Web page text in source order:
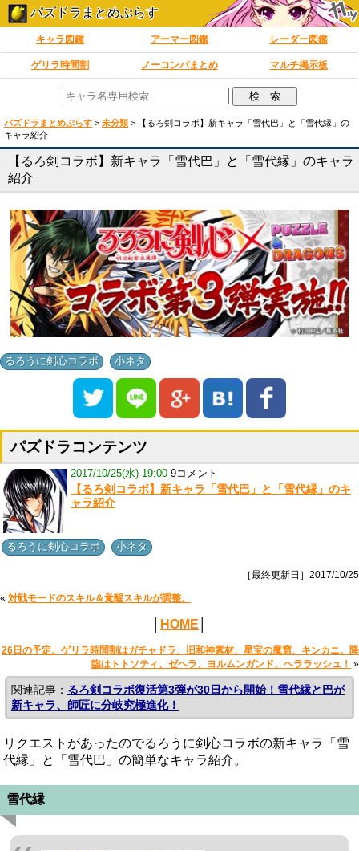
パズドラまとめぷらす
キャラ図鑑 アーマー図鑑 レーダー図鑑
ゲリラ時間割 ノーコンパまとめ マルチ掲示板
パズドラまとめぷらす > 未分類 >
【るろ剣コラボ】新キャラ「雪代巴」と「雪代縁」の
キャラ紹介
【るろ剣コラボ】新キャラ「雪代巴」と「雪代縁」のキャラ
紹介
るろうに剣心コラボ 小ネタ
パズドラコンテンツ
2017/10/25(水) 19:00 9コメント
【るろ剣コラボ】新キャラ「雪代巴」と「雪代縁」のキ
ャラ紹介
るろうに剣心コラボ 小ネタ
［最終更新日］2017/10/25
« 対戦モードのスキル＆覚醒スキルが調整。
HOME
26日の予定。ゲリラ時間割はガチャドラ、旧和神素材、星宝の魔窟、キンカニ。降
臨はトトソティ、ゼヘラ、ヨルムンガンド、ヘララッシュ！ »
関連記事： るろ剣コラボ復活第3弾が30日から開始！雪代縁と巴が
新キャラ、師匠に分岐究極進化！
リクエストがあったのでるろうに剣心コラボの新キャラ「雪
代縁」と「雪代巴」の簡単なキャラ紹介。
雪代縁